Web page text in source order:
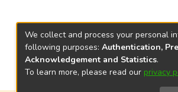
We collect and process your personal
following purposes: Authentication,
Acknowledgement and Statistics.
To learn more, please read our privacy